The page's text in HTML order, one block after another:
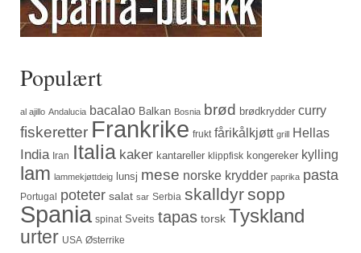
Populært
al ajillo Andalucia bacalao Balkan Bosnia brød brødkrydder curry
fiskeretter Frankrike frukt fårikålkjøtt grill Hellas
India Iran Italia kaker kantareller klippfisk kongereker kylling
lam lammekjøttdeig lunsj mese norske krydder paprika pasta
Portugal poteter salat sar Serbia skalldyrsopp
Spania spinat Sveits tapas torsk Tyskland
urter USA Østerrike